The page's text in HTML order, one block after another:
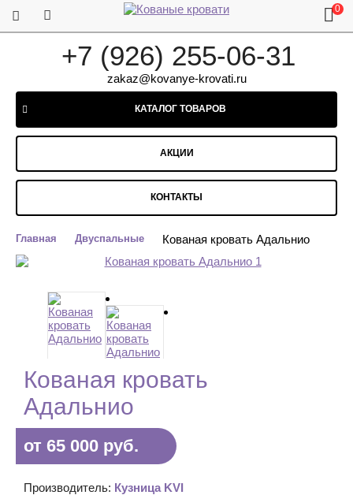
+7 (926) 255-06-31
zakaz@kovanye-krovati.ru
0
КАТАЛОГ ТОВАРОВ
АКЦИИ
КОНТАКТЫ
Главная Двуспальные Кованая кровать Адальнио
Кованая кровать
Адальнио
от 65 000 руб.
Производитель: Кузница KVI